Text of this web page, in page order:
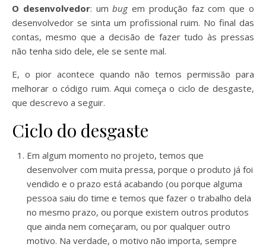
O desenvolvedor: umbugem produção faz com que o
desenvolvedor se sinta um profissional ruim. No final das
contas, mesmo que a decisão de fazer tudo às pressas
não tenha sido dele, ele se sente mal.
E, o pior acontece quando não temos permissão para
melhorar o código ruim. Aqui começa o ciclo de desgaste,
que descrevo a seguir.
Ciclo do desgaste
Em algum momento no projeto, temos que
desenvolver com muita pressa, porque o produto já foi
vendido e o prazo está acabando (ou porque alguma
pessoa saiu do time e temos que fazer o trabalho dela
no mesmo prazo, ou porque existem outros produtos
que ainda nem começaram, ou por qualquer outro
motivo. Na verdade, o motivo não importa, sempre